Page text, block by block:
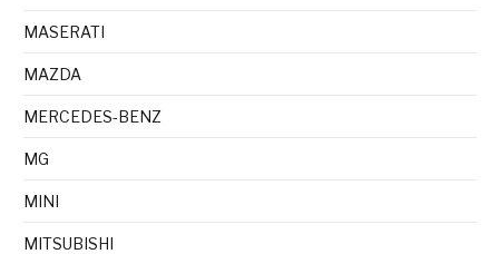
MASERATI
MAZDA
MERCEDES-BENZ
MG
MINI
MITSUBISHI